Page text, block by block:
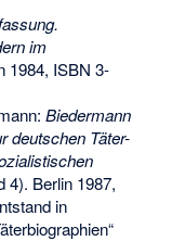
im
1984, ISBN 3-
Biedermann
deutschen Täter-
4). Berlin 1987,
in